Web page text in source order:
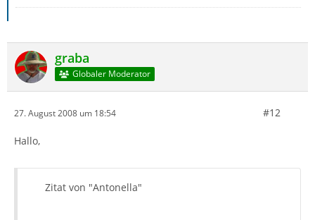
graba
Globaler Moderator
27. August 2008 um 18:54 #12
Hallo,
Zitat von "Antonella"